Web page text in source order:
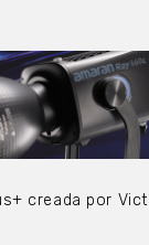
creada por